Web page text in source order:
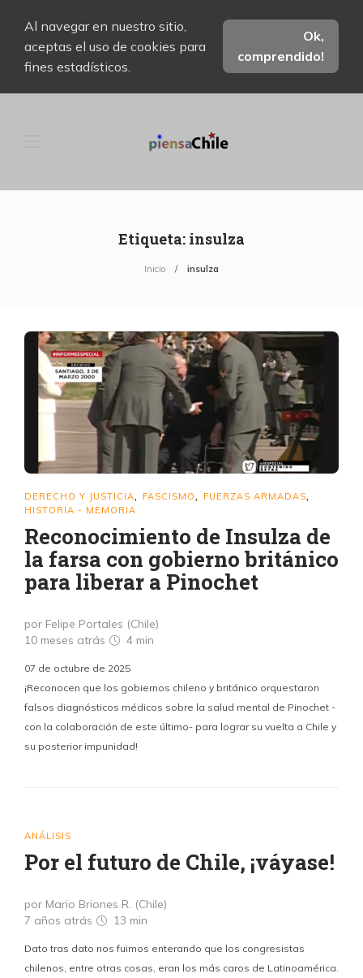
Al navegar en nuestro sitio,
aceptas el uso de cookies para
fines estadísticos.
Ok,
comprendido!
Etiqueta: insulza
Inicio insulza
DERECHO Y JUSTICIA FASCISMO FUERZAS ARMADAS
HISTORIA - MEMORIA
Reconocimiento de Insulza de
la farsa con gobierno británico
para liberar a Pinochet
por Felipe Portales (Chile)
10 meses atrás
4 min
07 de octubre de 2025
¡Reconocen que los gobiernos chileno y británico orquestaron
falsos diagnósticos médicos sobre la salud mental de Pinochet -
con la colaboración de este último- para lograr su vuelta a Chile y
su posterior impunidad!
ANÁLISIS
Por el futuro de Chile, ¡váyase!
por Mario Briones R. (Chile)
7 años atrás
13 min
Dato tras dato nos fuimos enterando que los congresistas
chilenos, entre otras cosas, eran los más caros de Latinoamérica.